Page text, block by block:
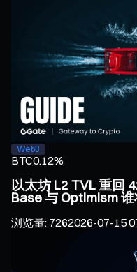
Web3
BTC0.12%
以太坊 L2 TVL 重回
Base 与 Optimism
浏览量: 7262026-07-15